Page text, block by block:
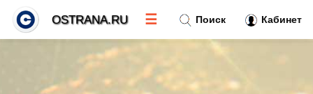
Поиск Кабинет
OSTRANA.RU ☰